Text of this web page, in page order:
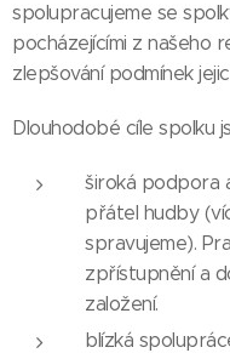
spolupracujeme se
pocházejícími z našeho
zlepšování podmínek
Dlouhodobé cíle spolku
široká podpora
přátel hudby
spravujeme).
zpřístupnění a
založení.
blízká